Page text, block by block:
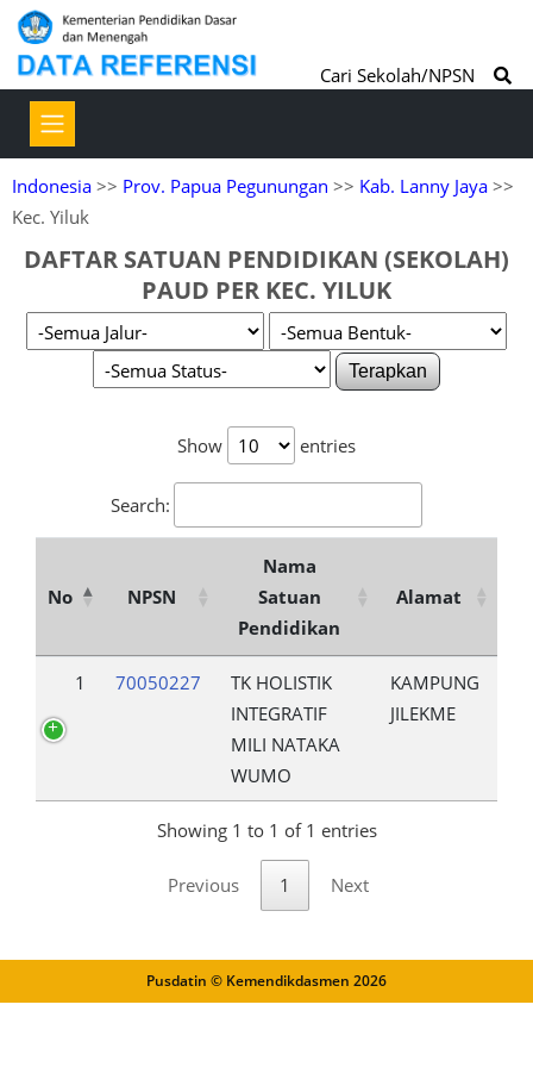
Cari Sekolah/NPSN
Indonesia >> Prov. Papua Pegunungan >> Kab. Lanny Jaya >>
Kec. Yiluk
DAFTAR SATUAN PENDIDIKAN (SEKOLAH)
PAUD PER KEC. YILUK
Terapkan
Show entries
Search:
No NPSN
Nama
Satuan
Pendidikan
Alamat
1 70050227
TK HOLISTIK
INTEGRATIF
MILI NATAKA
WUMO
KAMPUNG
JILEKME
Showing 1 to 1 of 1 entries
Previous 1 Next
Pusdatin © Kemendikdasmen 2026